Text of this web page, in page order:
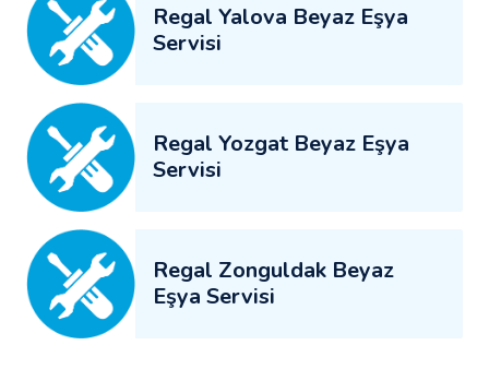
Regal Yalova Beyaz Eşya
Servisi
Regal Yozgat Beyaz Eşya
Servisi
Regal Zonguldak Beyaz
Eşya Servisi